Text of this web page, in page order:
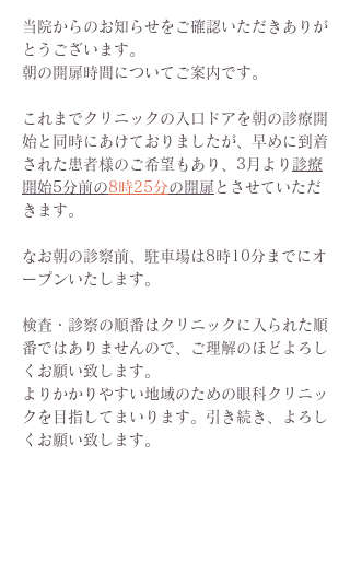
当院からのお知らせをご確認いただきありが
とうございます。
朝の開扉時間についてご案内です。
これまでクリニックの入口ドアを朝の診療開
始と同時にあけておりましたが、早めに到着
された患者様のご希望もあり、3月より 診療
開始5分前の8時25分の開扉 とさせていただ
きます。
なお朝の診察前、駐車場は8時10分までにオ
ープンいたします。
検査・診察の順番はクリニックに入られた順
番ではありませんので、ご理解のほどよろし
くお願い致します。
よりかかりやすい地域のための眼科クリニッ
クを目指してまいります。引き続き、よろし
くお願い致します。